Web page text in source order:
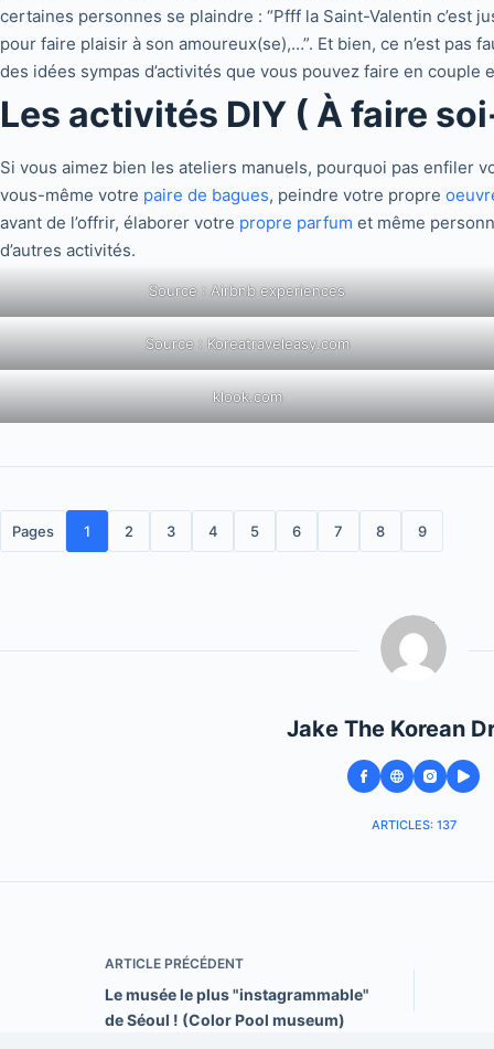
certaines personnes se plaindre : “Pfff la Saint-Valentin c’est
pour faire plaisir à son amoureux(se),…”. Et bien, ce n’est pas
des idées sympas d’activités que vous pouvez faire en couple
Les activités DIY ( À faire
Si vous aimez bien les ateliers manuels, pourquoi pas enfiler
vous-même votre paire de bagues, peindre votre propre
avant de l’offrir, élaborer votre propre parfum et même
d’autres activités.
Source : Airbnb experiences
Source : Koreatraveleasy.com
klook.com
Pages 1 2 3 4 5 6 7 8 9
Jake The Korean
ARTICLES: 137
ARTICLE PRÉCÉDENT
Le musée le plus "instagrammable"
de Séoul ! (Color Pool museum)